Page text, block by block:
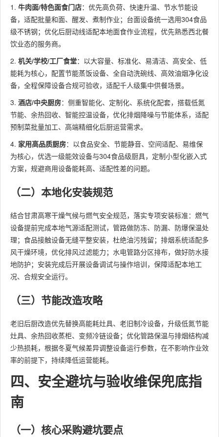
1. 牛肉面/特色面食门店：优先高负荷、快速升温、节水节能设
备，适配批量和面、醒发、煮制作业；台面设备统一选用304食品
级不锈钢；优化后厨动线适配本地面食作业流程，优先熟悉西北餐
饮业态的服务商。
2. 机关/学校/工厂食堂：以大容量、标准化、易清洁、高安全、低
能耗为核心，配置节能蒸饭设备、全自动洗碗线、高效油烟净化设
备，全程保障设备合规可验收，适配千人级集中供餐场景。
3. 酒店/中央厨房：侧重智能化、定制化、系统化配套，搭载低氮
节能、余热回收、智能控温设备，优化排烟降噪与节能体系，适配
预制菜批量加工、高端精细化后厨运营需求。
4. 家用高品质厨房：以食品安全、节能静音、空间适配、易维保
为核心，优选一级能效设备与304食品级厨具，定制小型化嵌入式
方案，规避商用设备能耗高、适配性差的问题。
（二）本地化安装规范
结合甘肃高寒干燥气候与燃气安全规范，落实专项安装标准：燃气
设备提前完成本地气源适配测试，管路做防冻、防漏、防爆保温处
理；食品接触设备无缝平整安装，杜绝油污残留；排烟系统适配多
风干燥环境，优化排风过滤能力；水电管路分区排布，做好防水接
地防护；安装完成后开展设备调试与操作培训，保障适配本地工
况、合规安全运行。
（三）节能改造攻略
老旧后厨改造优先替换高能耗灶具、老旧制冷设备，升级低氮节能
灶具、余热回收蒸柜、变频冷链设备；优化管路保温与排烟结构减
少热损耗，根据冬夏气候差异调整设备运行参数，在不影响作业效
率的前提下，持续降低运营能耗。
四、安全避坑与验收维保兜底指
南
（一）核心采购避坑要点